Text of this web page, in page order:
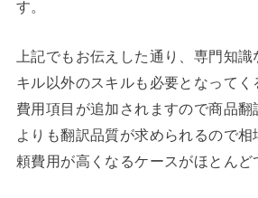
す。
上記でもお伝えした通り、専門知
キル以外のスキルも必要となって
費用項目が追加されますので商品翻
よりも翻訳品質が求められるので
頼費用が高くなるケースがほとんど